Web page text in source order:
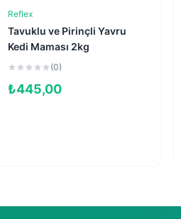
Reflex
Tavuklu ve Pirinçli Yavru
Kedi Maması 2kg
(0)
₺445,00